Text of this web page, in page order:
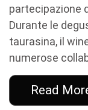
partecipazione
Durante le
taurasina, il
numerose
Read